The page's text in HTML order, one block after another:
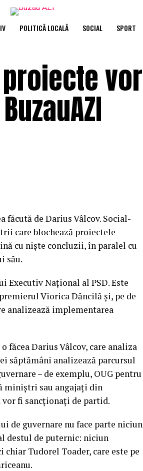
POLITICĂ LOCALĂ SOCIAL SPORT
vor
făcută de Darius Vâlcov. Social-
care blochează proiectele
cu nişte concluzii, în paralel cu
său.
Executiv Naţional al PSD.Este
Viorica Dăncilă şi, pe de
analizează implementarea
făcea Darius Vâlcov, care analiza
săptămâni analizează parcursul
– de exemplu, OUG pentru
miniştri sau angajaţi din
fi sancţionaţi de partid.
de guvernare nu face parte niciun
destul de puternic: niciun
Tudorel Toader, care este pe